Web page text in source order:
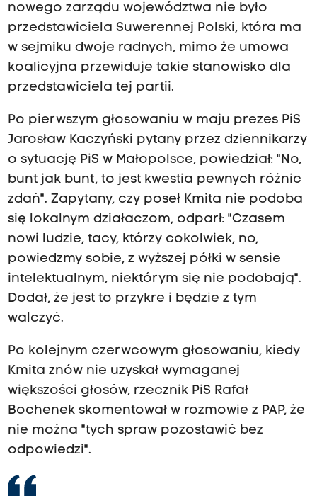
nowego zarządu województwa nie było
przedstawiciela Suwerennej Polski, która ma
w sejmiku dwoje radnych, mimo że umowa
koalicyjna przewiduje takie stanowisko dla
przedstawiciela tej partii.
Po pierwszym głosowaniu w maju prezes PiS
Jarosław Kaczyński pytany przez dziennikarzy
o sytuację PiS w Małopolsce, powiedział: "No,
bunt jak bunt, to jest kwestia pewnych różnic
zdań". Zapytany, czy poseł Kmita nie podoba
się lokalnym działaczom, odparł: "Czasem
nowi ludzie, tacy, którzy cokolwiek, no,
powiedzmy sobie, z wyższej półki w sensie
intelektualnym, niektórym się nie podobają".
Dodał, że jest to przykre i będzie z tym
walczyć.
Po kolejnym czerwcowym głosowaniu, kiedy
Kmita znów nie uzyskał wymaganej
większości głosów, rzecznik PiS Rafał
Bochenek skomentował w rozmowie z PAP, że
nie można "tych spraw pozostawić bez
odpowiedzi".